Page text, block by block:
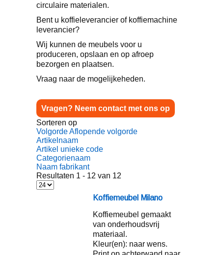
circulaire materialen.
Bent u koffieleverancier of koffiemachine
leverancier?
Wij kunnen de meubels voor u
produceren, opslaan en op afroep
bezorgen en plaatsen.
Vraag naar de mogelijkeheden.
Vragen? Neem contact met ons op
Sorteren op
Volgorde Aflopende volgorde
Artikelnaam
Artikel unieke code
Categorienaam
Naam fabrikant
Resultaten 1 - 12 van 12
Koffiemeubel Milano
Koffiemeubel gemaakt
van onderhoudsvrij
materiaal.
Kleur(en): naar wens.